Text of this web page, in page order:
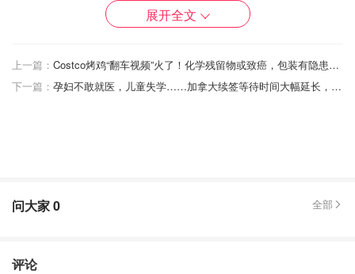
TNT炸穿次元壁！
是不是有鸡腿吃 2029
2320
展开全文
上一篇：
Costco烤鸡“翻车视频”火了！化学残留物或致癌，包装有隐患！评论区：谢谢更想买了！
下一篇：
孕妇不敢就医，儿童失学……加拿大续签等待时间大幅延长，数千人陷非法状态！
问大家0 全部
评论